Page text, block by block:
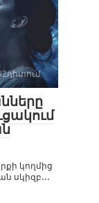
կողմից
սկիզբ․․․